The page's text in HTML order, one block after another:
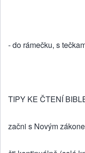
- do rámečku, s
TIPY KE ČTENÍ
začni s Novým